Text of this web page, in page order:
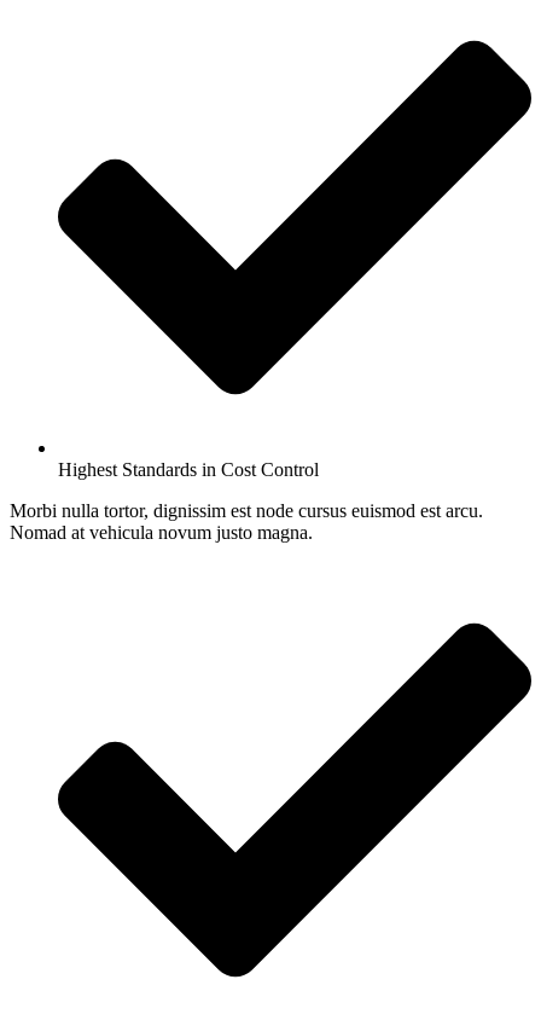
Highest Standards in Cost Control
Morbi nulla tortor, dignissim est node cursus euismod est arcu.
Nomad at vehicula novum justo magna.